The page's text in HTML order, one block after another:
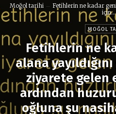
Moğol tarihi
Fetihlerin ne kadar
için...
MOĞOL
Fetihlerin ne
alana
ziyarete gelen
ardından
oğluna şu